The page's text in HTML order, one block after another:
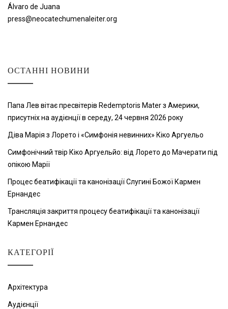
Álvaro de Juana
press@neocatechumenaleiter.org
ОСТАННІ НОВИНИ
Папа Лев вітає пресвітерів Redemptoris Mater з Америки,
присутніх на аудієнції в середу, 24 червня 2026 року
Діва Марія з Лорето і «Симфонія невинних» Кіко Аргуельо
Симфонічний твір Кіко Аргуельйо: від Лорето до Мачерати під
опікою Марії
Процес беатифікації та канонізації Слугині Божої Кармен
Ернандес
Трансляція закриття процесу беатифікації та канонізації
Кармен Ернандес
КАТЕГОРІЇ
Архітектура
Аудієнції